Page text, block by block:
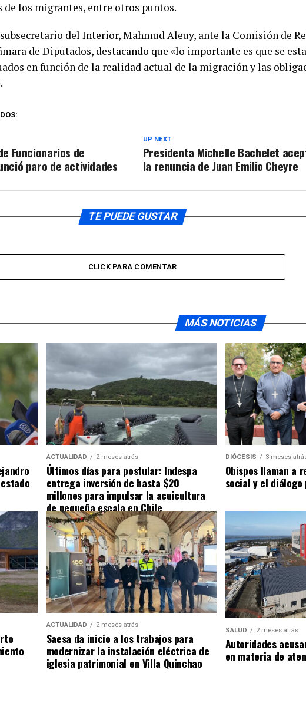
de los migrantes, entre otros puntos.
del Interior, Mahmud Aleuy, ante la Comisión de
de Diputados, destacando que «lo importante es que se
en función de la realidad actual de la migración y las
UP NEXT
Presidenta Michelle Bachelet
la renuncia de Juan Emilio Cheyre
Funcionarios de
paro de actividades
TE PUEDE GUSTAR
CLICK PARA COMENTAR
MÁS NOTICIAS
ACTUALIDAD 2 meses atrás
Últimos días para postular: Indespa
entrega inversión de hasta $20
millones para impulsar la acuicultura
de pequeña escala en Chile
DIÓCESIS 3 meses
Obispos llaman a
social y el
ACTUALIDAD 2 meses atrás
Saesa da inicio a los trabajos para
modernizar la instalación eléctrica de
iglesia patrimonial en Villa Quinchao
SALUD 2 meses atrás
Autoridades
en materia de